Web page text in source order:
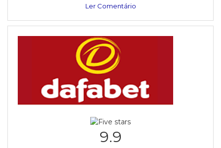
Ler Comentário
9.9